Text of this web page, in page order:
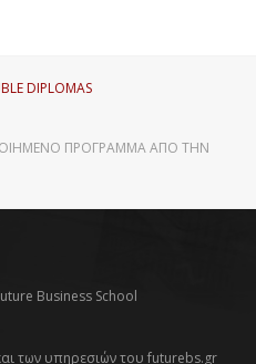
DIPLOMAS
ΠΡΌΓΡΑΜΜΑ ΑΠΌ ΤΗΝ
Business School
των υπηρεσιών του futurebs.gr